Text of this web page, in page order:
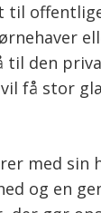
til
til den
få stor
med sin
og en